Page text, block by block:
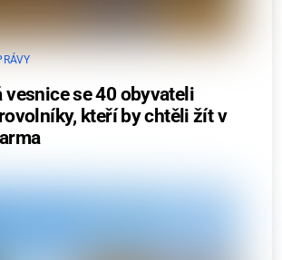
vesnice se 40 obyvateli
kteří by chtěli žít v